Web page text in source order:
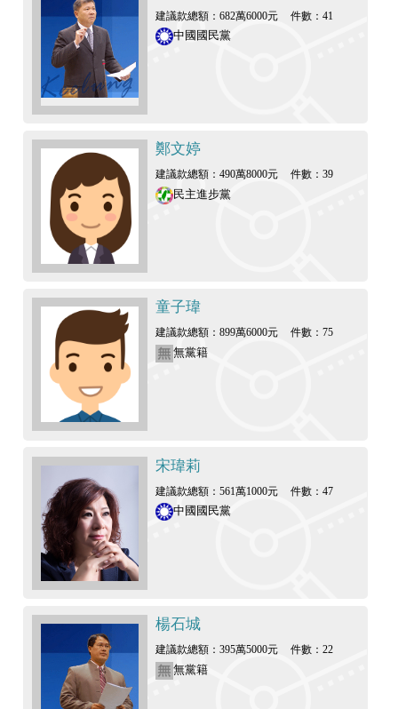
建議款總額：682萬6000元 件數：41
中國國民黨
鄭文婷
建議款總額：490萬8000元 件數：39
民主進步黨
童子瑋
建議款總額：899萬6000元 件數：75
無黨籍
宋瑋莉
建議款總額：561萬1000元 件數：47
中國國民黨
楊石城
建議款總額：395萬5000元 件數：22
無黨籍